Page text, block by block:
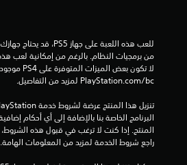
‎PlayStation.com/bc لمزيد من التفاصيل.
راجع شروط الخدمة لمزيد من المعلومات الهامة.